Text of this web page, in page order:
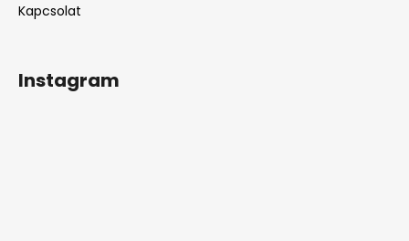
Kapcsolat
Instagram